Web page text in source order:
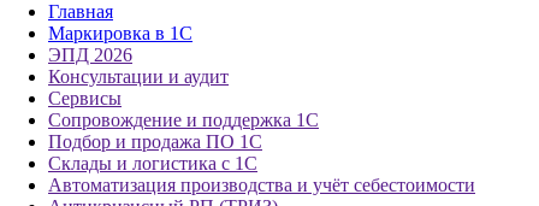
Главная
Маркировка в 1С
ЭПД 2026
Консультации и аудит
Сервисы
Сопровождение и поддержка 1С
Подбор и продажа ПО 1С
Склады и логистика с 1С
Автоматизация производства и учёт себестоимости